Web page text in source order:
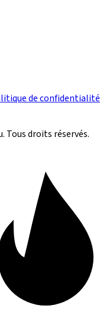
de confidentialité
Tous droits réservés.